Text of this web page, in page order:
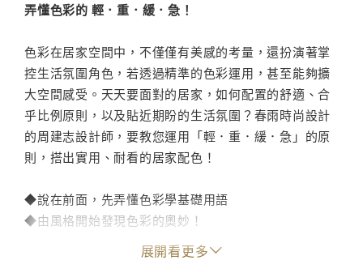
弄懂色彩的 輕．重．緩．急！
色彩在居家空間中，不僅僅有美感的考量，還扮演著掌
控生活氛圍角色，若透過精準的色彩運用，甚至能夠擴
大空間感受。天天要面對的居家，如何配置的舒適、合
乎比例原則，以及貼近期盼的生活氛圍？春雨時尚設計
的周建志設計師，要教您運用「輕．重．緩．急」的原
則，搭出實用、耐看的居家配色！
◆說在前面，先弄懂色彩學基礎用語
◆由風格開始發現色彩的奧妙！
◆解析，雜誌款設計的用色原則
◆按步驟，教你居家配色！
展開看更多